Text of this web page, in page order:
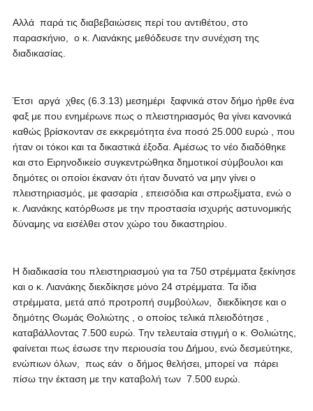
Αλλά παρά τις διαβεβαιώσεις περί του αντιθέτου, στο
παρασκήνιο, ο κ. Λιανάκης μεθόδευσε την συνέχιση της
διαδικασίας.
Έτσι αργά χθες (6.3.13) μεσημέρι ξαφνικά στον δήμο ήρθε ένα
φαξ με που ενημέρωνε πως ο πλειστηριασμός θα γίνει κανονικά
καθώς βρίσκονταν σε εκκρεμότητα ένα ποσό 25.000 ευρώ , που
ήταν οι τόκοι και τα δικαστικά έξοδα. Αμέσως το νέο διαδόθηκε
και στο Ειρηνοδικείο συγκεντρώθηκα δημοτικοί σύμβουλοι και
δημότες οι οποίοι έκαναν ότι ήταν δυνατό να μην γίνει ο
πλειστηριασμός, με φασαρία , επεισόδια και σπρωξίματα, ενώ ο
κ. Λιανάκης κατόρθωσε με την προστασία ισχυρής αστυνομικής
δύναμης να εισέλθει στον χώρο του δικαστηρίου.
Η διαδικασία του πλειστηριασμού για τα 750 στρέμματα ξεκίνησε
και ο κ. Λιανάκης διεκδίκησε μόνο 24 στρέμματα. Τα ίδια
στρέμματα, μετά από προτροπή συμβούλων, διεκδίκησε και ο
δημότης Θωμάς Θολιώτης , ο οποίος τελικά πλειοδότησε ,
καταβάλλοντας 7.500 ευρώ. Την τελευταία στιγμή ο κ. Θολιώτης,
φαίνεται πως έσωσε την περιουσία του Δήμου, ενώ δεσμεύτηκε,
ενώπιων όλων, πως εάν ο δήμος θελήσει, μπορεί να πάρει
πίσω την έκταση με την καταβολή των 7.500 ευρώ.